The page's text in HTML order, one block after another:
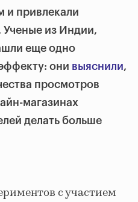
и привлекали
Ученые из Индии,
еще одно
они выяснили,
просмотров
магазинах
делать больше
с участием